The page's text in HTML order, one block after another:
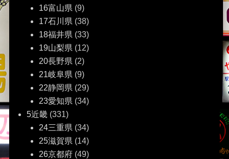
16富山県 (9)
17石川県 (38)
18福井県 (33)
19山梨県 (12)
20長野県 (2)
21岐阜県 (9)
22静岡県 (29)
23愛知県 (34)
5近畿(331)
24三重県 (34)
25滋賀県 (14)
26京都府(49)